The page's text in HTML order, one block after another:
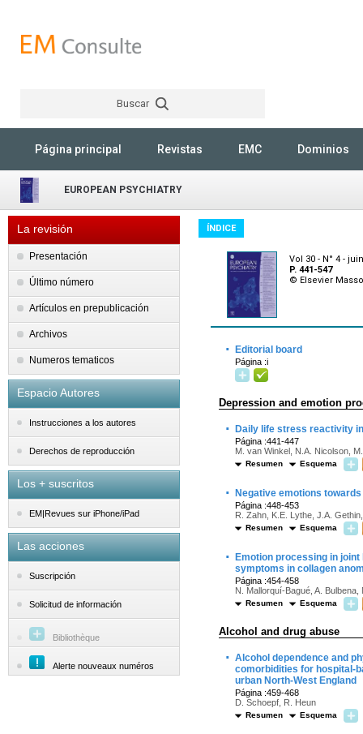
Buscar
Página principal Revistas EMC Dominios
EUROPEAN PSYCHIATRY
La revisión
Presentación
Último número
Artículos en prepublicación
Archivos
Numeros tematicos
Espacio Autores
Instrucciones a los autores
Derechos de reproducción
Los + suscritos
EM|Revues sur iPhone/iPad
Las acciones
Suscripción
Solicitud de información
Bibliothèque
Alerte nouveaux numéros
ÍNDICE
Vol 30 - N° 4 -
P. 441-547
© Elsevier
· Editorial board
Página :i
Depression and emotion
· Daily life stress reactivity
Página :441-447
M. van Winkel, N.A. Nicolson,
Resumen Esquema
· Negative emotions
Página :448-453
R. Zahn, K.E. Lythe, J.A.
Resumen Esquema
·
Emotion processing in
symptoms in collagen
Página :454-458
N. Mallorquí-Bagué, A.
Resumen Esquema
Alcohol and drug abuse
· Alcohol dependence and
comorbidities for hospital-
urban North-West England
Página :459-468
D. Schoepf, R. Heun
Resumen Esquema